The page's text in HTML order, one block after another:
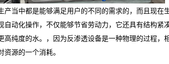
当中都是能够满足用户的不同的需求的，而且现
动化操作，不仅能够节省劳动力，它还具有结构紧
纯度的水。，因为反渗透设备是一种物理的过程，
源的一个消耗。